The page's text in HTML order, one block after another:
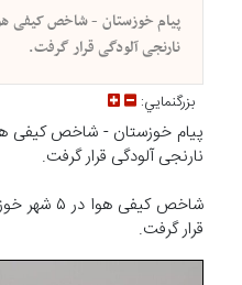
نارنجی آلودگی قرار گرفت.
بزرگنمايي:
نارنجی آلودگی قرار گرفت.
شاخص
قرار گرفت.